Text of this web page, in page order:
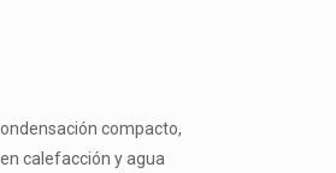
compacto,
calefacción y agua